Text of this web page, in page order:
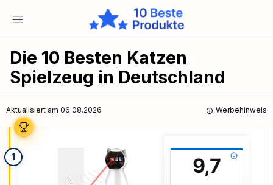
Die 10 Besten Katzen
Spielzeug in Deutschland
Aktualisiert am 06.08.2026 Werbehinweis
1 9,7